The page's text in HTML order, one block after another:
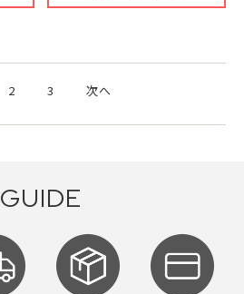
2 3 次へ
GUIDE